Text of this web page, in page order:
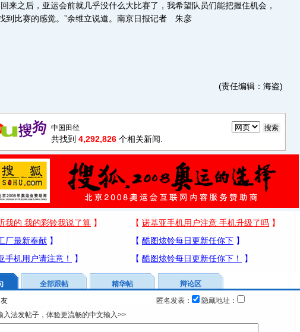
来之后，亚运会前就几乎没什么大比赛了，我希望队员们能把握住机会，
到比赛的感觉。”余维立说道。南京日报记者 朱彦
(责任编辑：海盗)
共找到 4,292,826 个相关新闻.
全部跟帖 精华帖
辩论区
匿名发表：
隐藏地址：
入法发帖子，体验更流畅的中文输入>>